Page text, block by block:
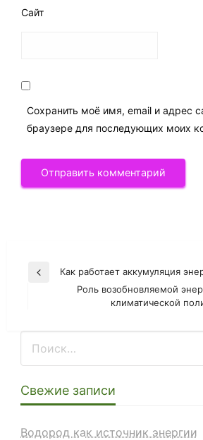
Сайт
Сохранить моё имя, email и адрес
браузере для последующих моих
Навигация
Previous
Как работает аккумуляция
Роль возобновляемой
климатической
Свежие записи
Водород как источник энергии